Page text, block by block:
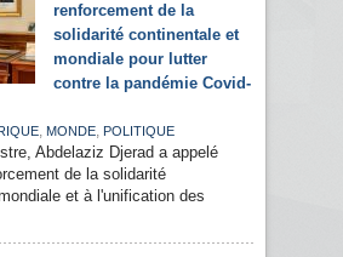
renforcement de la
solidarité continentale et
mondiale pour lutter
contre la pandémie Covid-
, MONDE, POLITIQUE
Abdelaziz Djerad a appelé
de la solidarité
et à l'unification des